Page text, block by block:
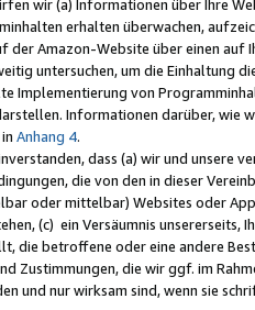
wir (a) Informationen über Ihre
erhalten überwachen,
der Amazon-Website über einen
untersuchen, um die Einhaltung
Implementierung von
Informationen darüber, wie
Anhang 4.
dass (a) wir und
die von den in dieser
oder mittelbar) Websites oder
(c) ein Versäumnis unsererseits,
die betroffene oder eine andere
Zustimmungen, die wir ggf. im
und nur wirksam sind, wenn sie